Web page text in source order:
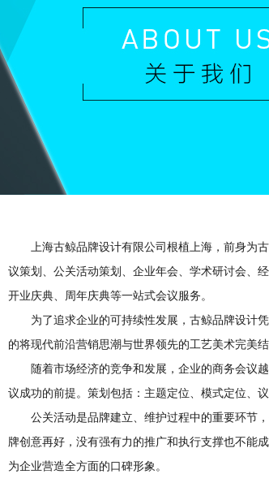
上海古鲸品牌设计有限公司根植上海，前身为古
议策划、公关活动策划、企业年会、学术研讨会、
开业庆典、周年庆典等一站式会议服务。
为了追求企业的可持续性发展，古鲸品牌设计凭
的将现代前沿营销思潮与世界领先的工艺美术完美
随着市场经济的竞争和发展，企业的商务会议越
议成功的前提。策划包括：主题定位、模式定位、
公关活动是品牌建立、维护过程中的重要环节，
牌创意再好，没有强有力的推广和执行支撑也不能
为企业营造全方面的口碑形象。